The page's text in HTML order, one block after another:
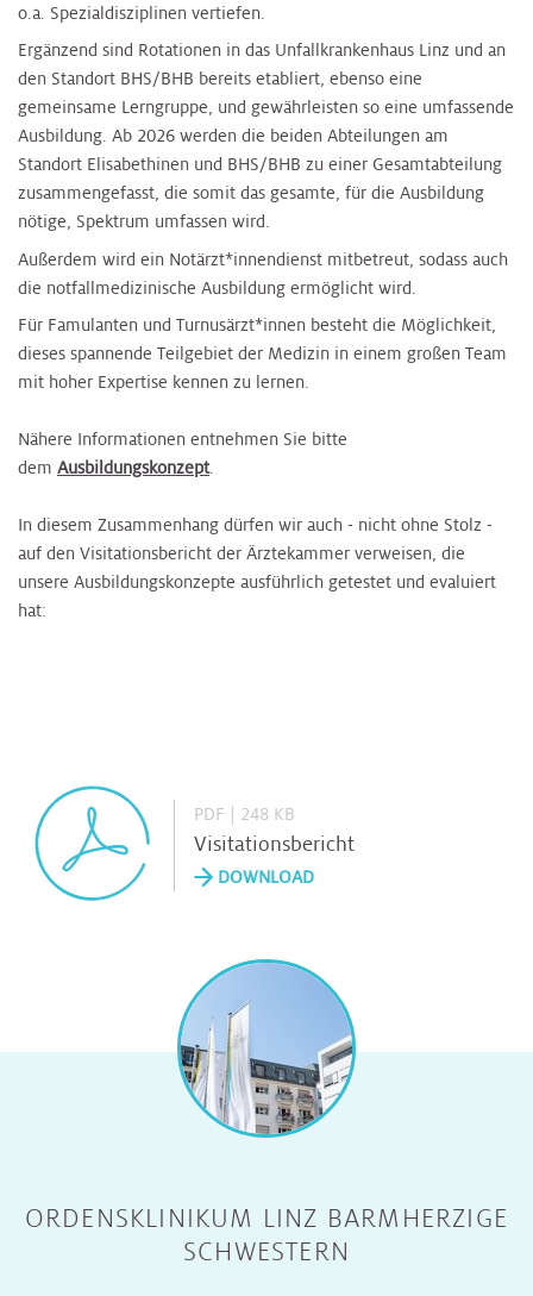
o.a. Spezialdisziplinen vertiefen.
Ergänzend sind Rotationen in das Unfallkrankenhaus Linz und an
den Standort BHS/BHB bereits etabliert, ebenso eine
gemeinsame Lerngruppe, und gewährleisten so eine umfassende
Ausbildung. Ab 2026 werden die beiden Abteilungen am
Standort Elisabethinen und BHS/BHB zu einer Gesamtabteilung
zusammengefasst, die somit das gesamte, für die Ausbildung
nötige, Spektrum umfassen wird.
Außerdem wird ein Notärzt*innendienst mitbetreut, sodass auch
die notfallmedizinische Ausbildung ermöglicht wird.
Für Famulanten und Turnusärzt*innen besteht die Möglichkeit,
dieses spannende Teilgebiet der Medizin in einem großen Team
mit hoher Expertise kennen zu lernen.
Nähere Informationen entnehmen Sie bitte
dem Ausbildungskonzept.
In diesem Zusammenhang dürfen wir auch - nicht ohne Stolz -
auf den Visitationsbericht der Ärztekammer verweisen, die
unsere Ausbildungskonzepte ausführlich getestet und evaluiert
hat:
PDF | 248 KB
Visitationsbericht
DOWNLOAD
ORDENSKLINIKUM LINZ BARMHERZIGE
SCHWESTERN